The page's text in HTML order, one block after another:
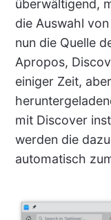
überwältigend,
die Auswahl
nun die Quelle
Apropos,
einiger Zeit,
mit Discover
werden die
automatisch